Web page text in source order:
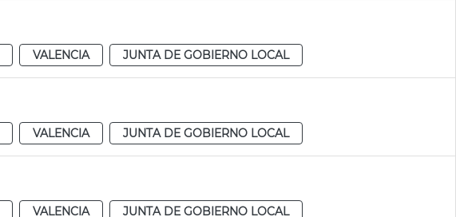
VALENCIA JUNTA DE GOBIERNO LOCAL
VALENCIA JUNTA DE GOBIERNO LOCAL
VALENCIA JUNTA DE GOBIERNO LOCAL